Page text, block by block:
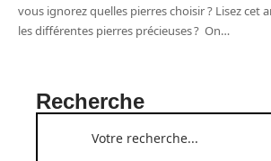
vous ignorez quelles pierres choisir ? Lisez cet
les différentes pierres précieuses ? On…
Recherche